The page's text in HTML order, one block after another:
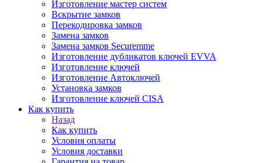
Изготовление мастер систем
Вскрытие замков
Перекодировка замков
Замена замков
Замена замков Securemme
Изготовление дубликатов ключей EVVA
Изготовление ключей
Изготовление Автоключей
Установка замков
Изготовление ключей CISA
Как купить
Назад
Как купить
Условия оплаты
Условия доставки